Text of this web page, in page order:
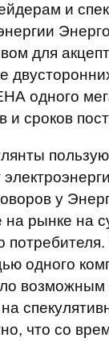
и
для
одного
и сроков
у
рынке на
одного
возможным
что со